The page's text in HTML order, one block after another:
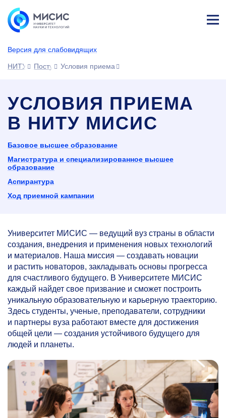
Версия для слабовидящих
НИТУ МИСИСПоступающимУсловия приема
УСЛОВИЯ ПРИЕМА
В НИТУ МИСИС
Базовое высшее образование
Магистратура и специализированное высшее
образование
Аспирантура
Ход приемной кампании
Университет МИСИС — ведущий вуз страны в области
создания, внедрения и применения новых технологий
и материалов. Наша миссия — создавать новации
и растить новаторов, закладывать основы прогресса
для счастливого будущего. В Университете МИСИС
каждый найдет свое призвание и сможет построить
уникальную образовательную и карьерную траекторию.
Здесь студенты, ученые, преподаватели, сотрудники
и партнеры вуза работают вместе для достижения
общей цели — создания устойчивого будущего для
людей и планеты.